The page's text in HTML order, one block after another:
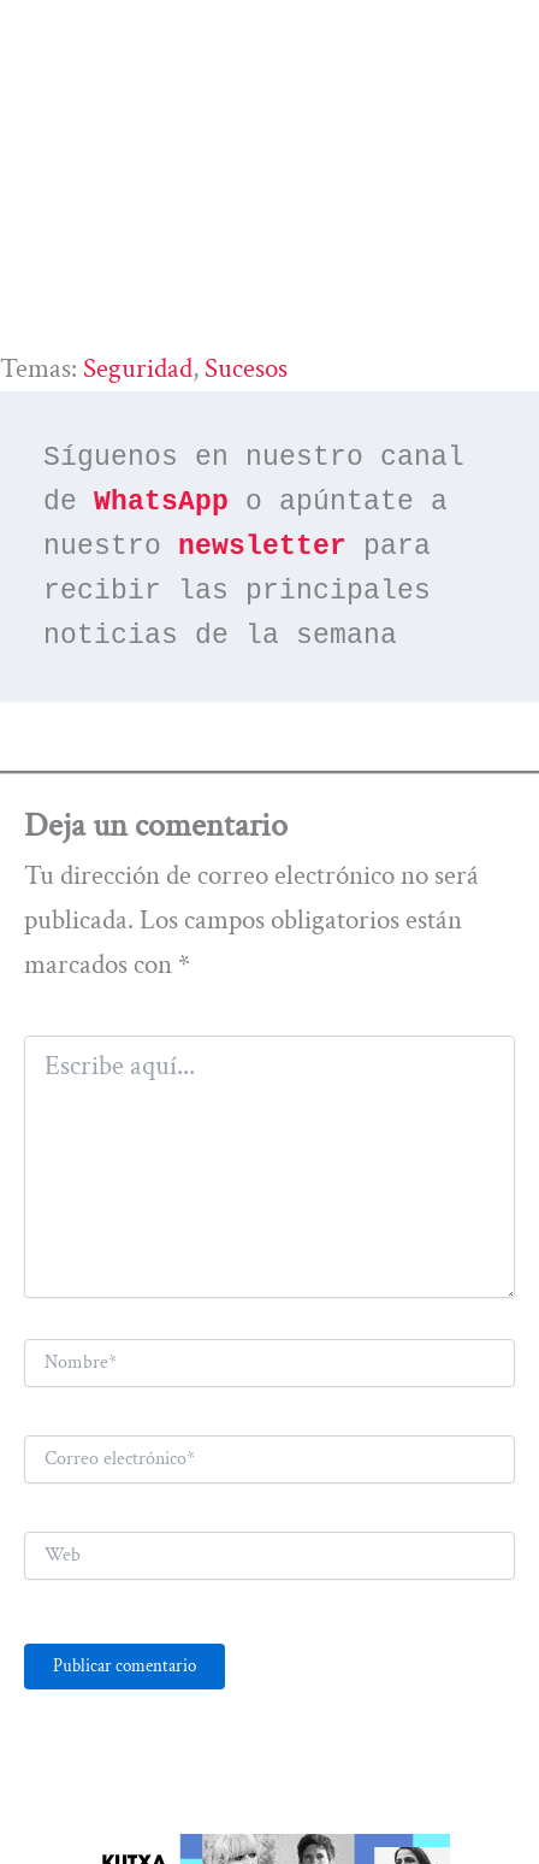
Temas: Seguridad, Sucesos
Síguenos en nuestro canal
de WhatsApp o apúntate a
nuestro newsletter para
recibir las principales
noticias de la semana
Deja un comentario
Tu dirección de correo electrónico no será
publicada. Los campos obligatorios están
marcados con *
Escribe
aquí...
Nombre*
Correo
electrónico*
Web